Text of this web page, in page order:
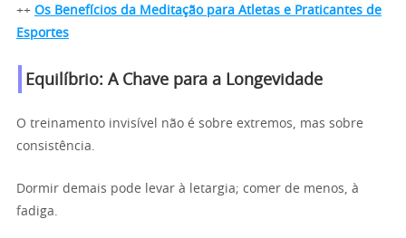
++ Os Benefícios da Meditação para Atletas e Praticantes de
Esportes
Equilíbrio: A Chave para a Longevidade
O treinamento invisível não é sobre extremos, mas sobre
consistência.
Dormir demais pode levar à letargia; comer de menos, à
fadiga.